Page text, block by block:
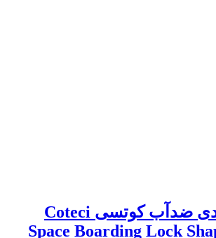
کیف کراس بادی ضدآب کوتسی Coteci
Space Boarding Lock